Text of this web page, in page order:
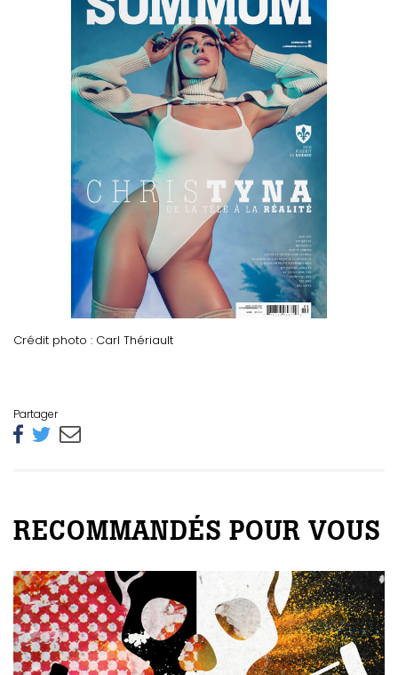
Crédit photo : Carl Thériault
Partager
RECOMMANDÉS POUR VOUS